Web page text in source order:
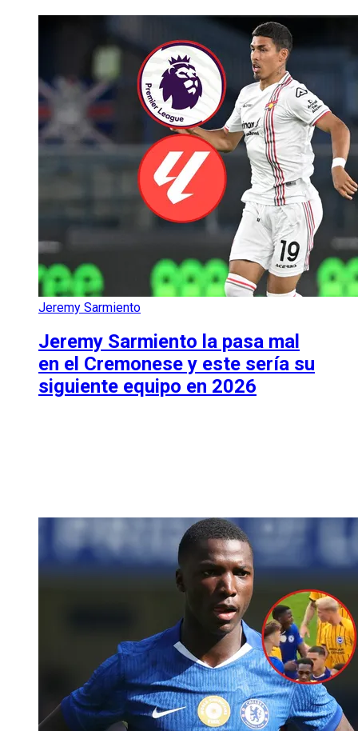
Jeremy Sarmiento
Jeremy Sarmiento la pasa mal
en el Cremonese y este sería su
siguiente equipo en 2026